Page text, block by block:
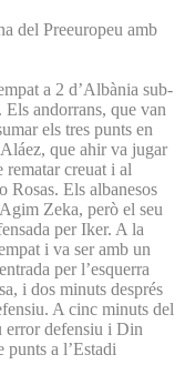
del Preeuropeu amb
a 2 d’Albània sub-
andorrans, que van
els tres punts en
que ahir va jugar
rematar creuat i al
Rosas. Els albanesos
Zeka, però el seu
per Iker. A la
i va ser amb un
per l’esquerra
i dos minuts després
A cinc minuts del
error defensiu i Din
punts a l’Estadi